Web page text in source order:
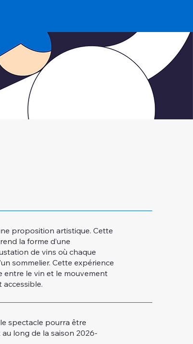
proposition artistique. Cette
la forme d’une
de vins où chaque
sommelier. Cette expérience
le vin et le mouvement
spectacle pourra être
long de la saison 2026-